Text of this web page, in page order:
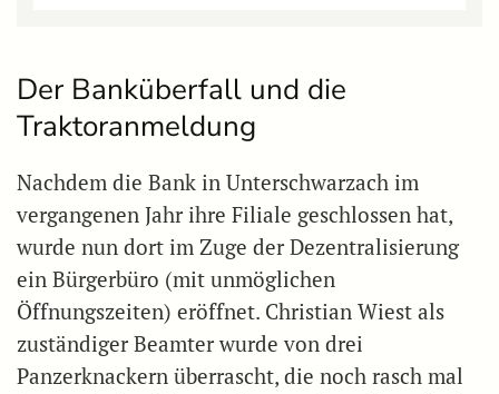
Der Banküberfall und die
Traktoranmeldung
Nachdem die Bank in Unterschwarzach im
vergangenen Jahr ihre Filiale geschlossen hat,
wurde nun dort im Zuge der Dezentralisierung
ein Bürgerbüro (mit unmöglichen
Öffnungszeiten) eröffnet. Christian Wiest als
zuständiger Beamter wurde von drei
Panzerknackern überrascht, die noch rasch mal